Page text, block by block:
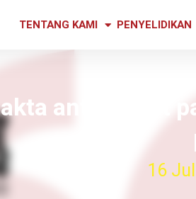
TENTANG KAMI PENYELIDIKAN
akta antilompat
16